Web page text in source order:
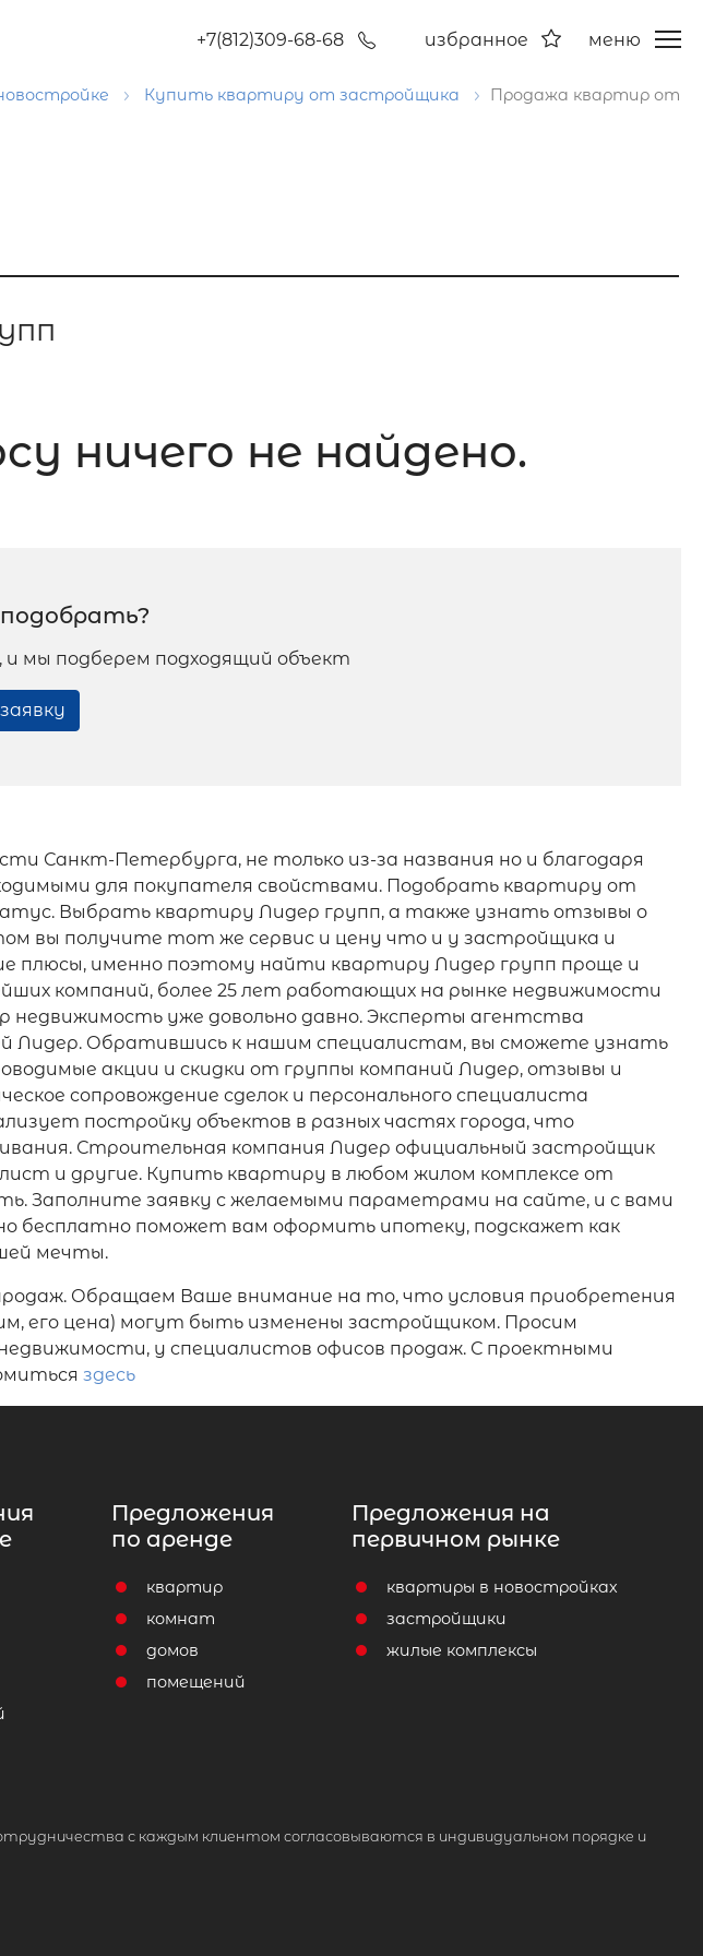
+7(812)309-68-68 избранное меню
Купить квартиру от застройщика
Продажа квартир от
ничего не найдено.
подобрать?
мы подберем подходящий объект
Санкт-Петербурга, не только из-за названия но и благодаря
для покупателя свойствами. Подобрать квартиру от
Выбрать квартиру Лидер групп, а также узнать отзывы о
вы получите тот же сервис и цену что и у застройщика и
плюсы, именно поэтому найти квартиру Лидер групп проще и
компаний, более 25 лет работающих на рынке недвижимости
уже довольно давно. Эксперты агентства
Лидер. Обратившись к нашим специалистам, вы сможете узнать
акции и скидки от группы компаний Лидер, отзывы и
сопровождение сделок и персонального специалиста
постройку объектов в разных частях города, что
Строительная компания Лидер официальный застройщик
и другие. Купить квартиру в любом жилом комплексе от
Заполните заявку с желаемыми параметрами на сайте, и с вами
бесплатно поможет вам оформить ипотеку, подскажет как
мечты.
Обращаем Ваше внимание на то, что условия приобретения
его цена) могут быть изменены застройщиком. Просим
у специалистов офисов продаж. С проектными
здесь
Предложения
по аренде
квартир
комнат
домов
помещений
Предложения на
первичном рынке
квартиры в новостройках
застройщики
жилые комплексы
с каждым клиентом согласовываются в индивидуальном порядке и